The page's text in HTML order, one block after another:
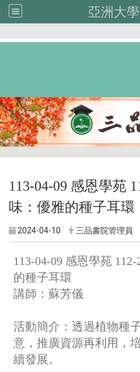
亞洲大
113-04-09 感恩學苑
味：優雅的種子耳環
2024-04-10 三品書院管理員
113-04-09 感恩學苑
的種子耳環
講師：蘇芳儀
活動簡介： 透過植物種
意，推廣資源再利用，
續發展。